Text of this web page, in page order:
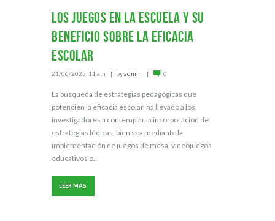
Los juegos en la escuela y su
beneficio sobre la eficacia
escolar
21/06/2025, 11 am byadmin 0
La búsqueda de estrategias pedagógicas que
potencien la eficacia escolar, ha llevado a los
investigadores a contemplar la incorporación de
estrategias lúdicas, bien sea mediante la
implementación de juegos de mesa, videojuegos
educativos o...
LEER MAS